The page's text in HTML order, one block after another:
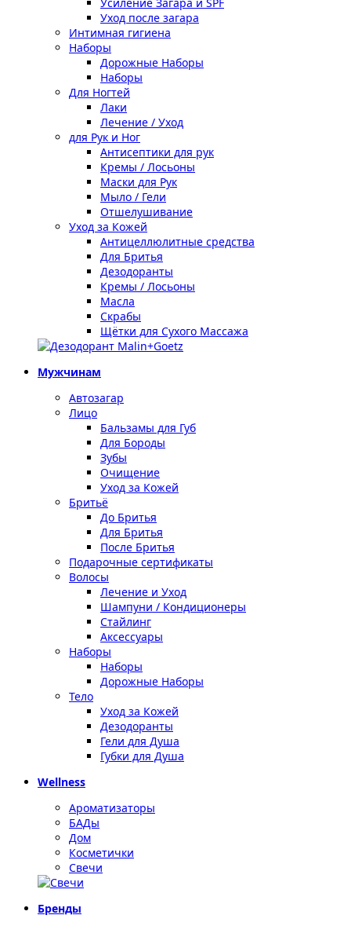
Уход после загара
Интимная гигиена
Наборы
Дорожные Наборы
Наборы
Для Ногтей
Лаки
Лечение / Уход
для Рук и Ног
Антисептики для рук
Кремы / Лосьоны
Маски для Рук
Мыло / Гели
Отшелушивание
Уход за Кожей
Антицеллюлитные средства
Для Бритья
Дезодоранты
Кремы / Лосьоны
Масла
Скрабы
Щётки для Сухого Массажа
Мужчинам
Автозагар
Лицо
Бальзамы для Губ
Для Бороды
Зубы
Очищение
Уход за Кожей
Бритьё
До Бритья
Для Бритья
После Бритья
Подарочные сертификаты
Волосы
Лечение и Уход
Шампуни / Кондиционеры
Стайлинг
Аксессуары
Наборы
Наборы
Дорожные Наборы
Тело
Уход за Кожей
Дезодоранты
Гели для Душа
Губки для Душа
Wellness
Ароматизаторы
БАДы
Дом
Косметички
Свечи
Бренды